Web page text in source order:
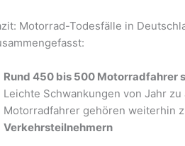
Motorrad-Todesfälle in
Rund 450 bis 500 Motorradfahrer
Leichte Schwankungen von Jahr zu
Motorradfahrer gehören weiterhin
Verkehrsteilnehmern